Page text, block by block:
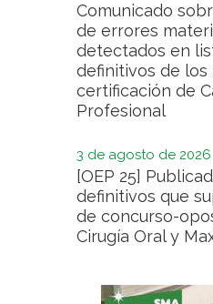
Comunicado
de errores
detectados en
definitivos de los
certificación de
Profesional
3 de agosto de 2026
[OEP 25]
definitivos que
de concurso-
Cirugía Oral y